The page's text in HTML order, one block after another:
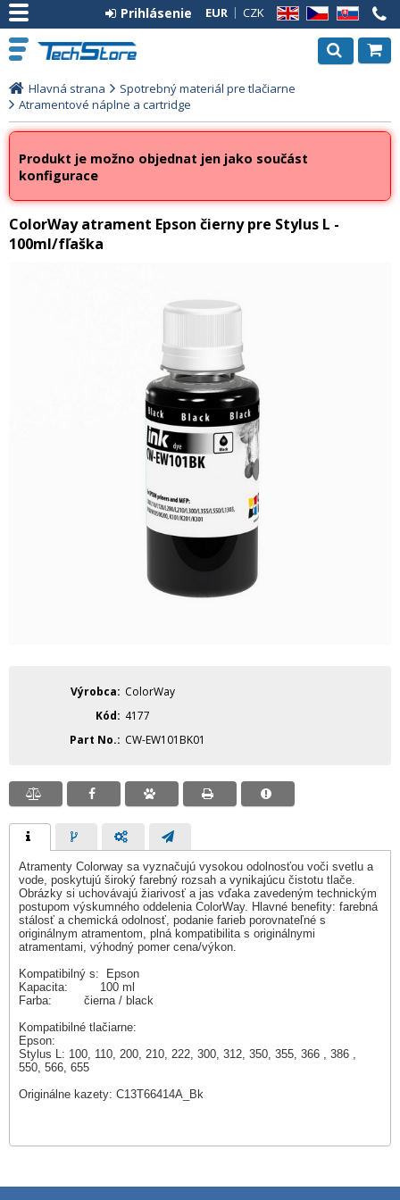
EN CZ SK
EUR CZK
Prihlásenie
Hlavná strana
Spotrebný materiál pre tlačiarne
Atramentové náplne a cartridge
Produkt je možno objednat jen jako součást
konfigurace
ColorWay atrament Epson čierny pre Stylus L -
100ml/fľaška
Výrobca
ColorWay
Kód
4177
Part No.
CW-EW101BK01
Atramenty Colorway sa vyznačujú vysokou odolnosťou voči svetlu a
vode, poskytujú široký farebný rozsah a vynikajúcu čistotu tlače.
Obrázky si uchovávajú žiarivosť a jas vďaka zavedeným technickým
postupom výskumného oddelenia ColorWay. Hlavné benefity: farebná
stálosť a chemická odolnosť, podanie farieb porovnateľné s
originálnym atramentom, plná kompatibilita s originálnymi
atramentami, výhodný pomer cena/výkon.
Kompatibilný s: Epson
Kapacita: 100 ml
Farba: čierna / black
Kompatibilné tlačiarne:
Epson:
Stylus L: 100, 110, 200, 210, 222, 300, 312, 350, 355, 366 , 386 ,
550, 566, 655
Originálne kazety: C13T66414A_Bk